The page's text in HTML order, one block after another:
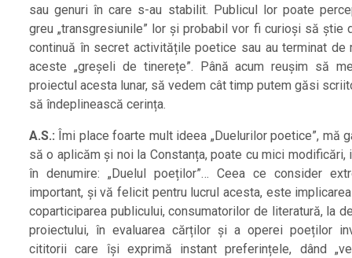
sau genuri în care s-au stabilit. Publicul lor poate
greu „transgresiunile” lor și probabil vor fi curioși să știe
continuă în secret activitățile poetice sau au terminat de
aceste „greșeli de tinerețe”. Până acum reușim să
proiectul acesta lunar, să vedem cât timp putem găsi
să îndeplinească cerința.
A.S.: Îmi place foarte mult ideea „Duelurilor poetice”, mă
să o aplicăm și noi la Constanța, poate cu mici modificări,
în denumire: „Duelul poeților”… Ceea ce consider
important, și vă felicit pentru lucrul acesta, este
coparticiparea publicului, consumatorilor de literatură, la
proiectului, în evaluarea cărților și a operei poeților
cititorii care își exprimă instant preferințele, dând